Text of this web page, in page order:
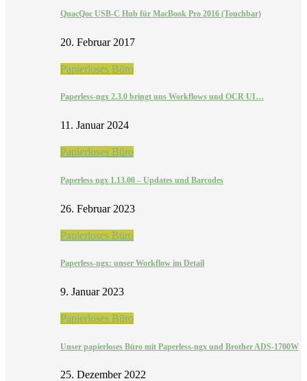
QuacQoc USB-C Hub für MacBook Pro 2016 (Touchbar)
20. Februar 2017
Papierloses Büro
Paperless-ngx 2.3.0 bringt uns Workflows und OCR UI…
11. Januar 2024
Papierloses Büro
Paperless ngx 1.13.00 – Updates und Barcodes
26. Februar 2023
Papierloses Büro
Paperless-ngx: unser Workflow im Detail
9. Januar 2023
Papierloses Büro
Unser papierloses Büro mit Paperless-ngx und Brother ADS-1700W
25. Dezember 2022